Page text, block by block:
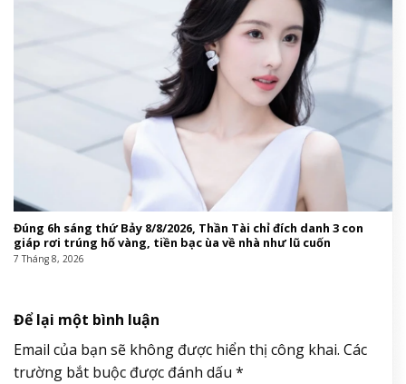
Đúng 6h sáng thứ Bảy 8/8/2026, Thần Tài chỉ đích danh 3 con
giáp rơi trúng hố vàng, tiền bạc ùa về nhà như lũ cuốn
7 Tháng 8, 2026
Để lại một bình luận
Email của bạn sẽ không được hiển thị công khai. Các
trường bắt buộc được đánh dấu *